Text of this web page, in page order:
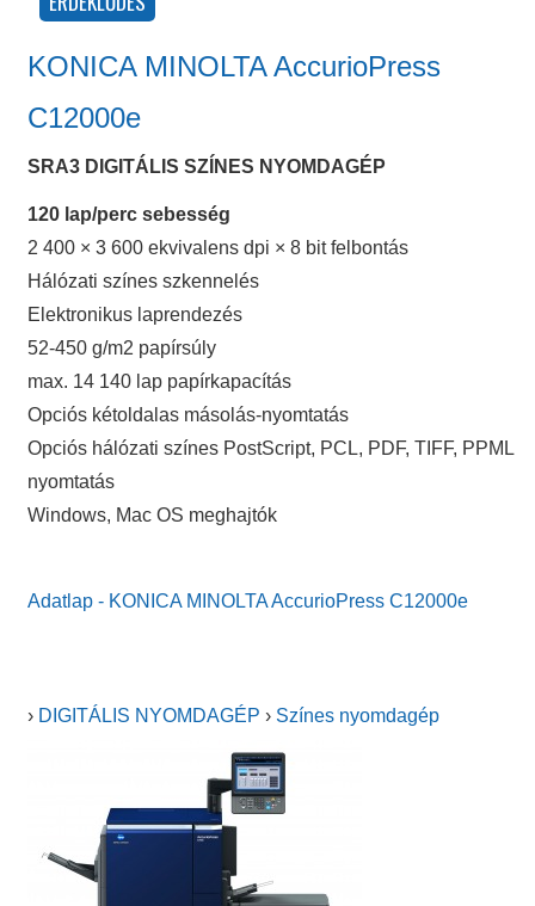
KONICA MINOLTA AccurioPress
C12000e
SRA3 DIGITÁLIS SZÍNES NYOMDAGÉP
120 lap/perc sebesség
2 400 × 3 600 ekvivalens dpi × 8 bit felbontás
Hálózati színes szkennelés
Elektronikus laprendezés
52-450 g/m2 papírsúly
max. 14 140 lap papírkapacítás
Opciós kétoldalas másolás-nyomtatás
Opciós hálózati színes PostScript, PCL, PDF, TIFF, PPML
nyomtatás
Windows, Mac OS meghajtók
Adatlap - KONICA MINOLTA AccurioPress C12000e
› DIGITÁLIS NYOMDAGÉP › Színes nyomdagép